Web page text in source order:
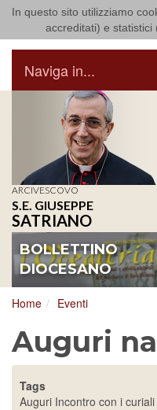
In questo sito utilizziamo
accreditati) e statistici
Arcidiocesi
Naviga in...
ARCIVESCOVO
S.E. GIUSEPPE
SATRIANO
8/17/2026
Conferenza Episcopale
Pugliese
BOLLETTINO
DIOCESANO
Home Eventi
Auguri
Tags
Auguri Incontro con i curiali